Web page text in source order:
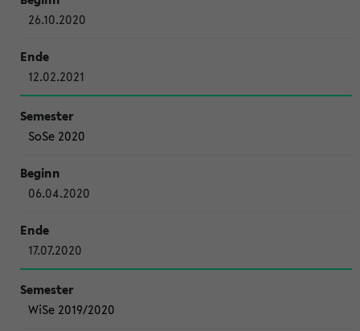
26.10.2020
12.02.2021
SoSe 2020
06.04.2020
17.07.2020
WiSe 2019/2020